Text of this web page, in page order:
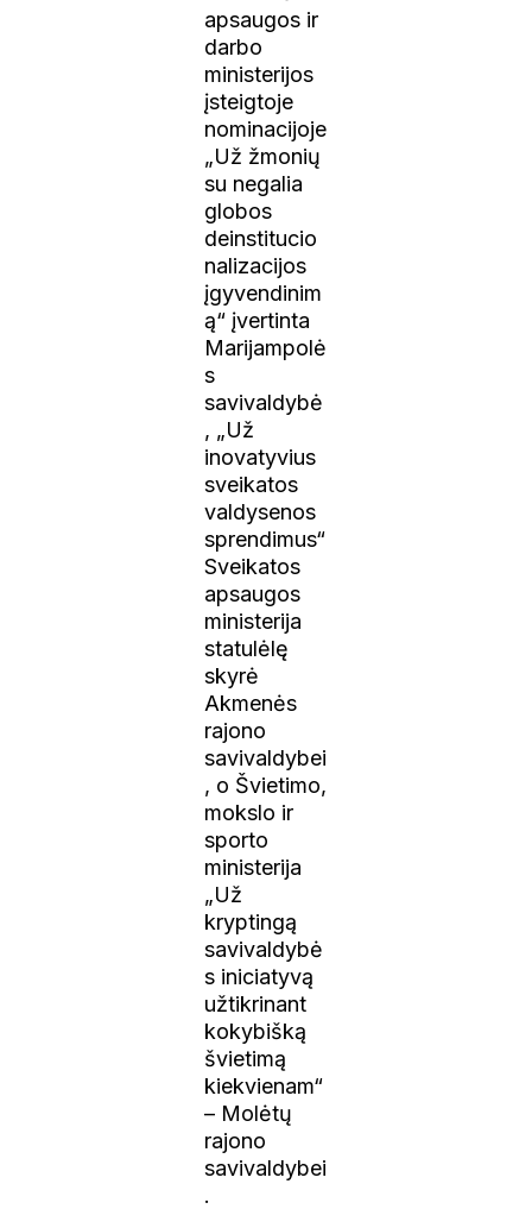
apsaugos ir
darbo
ministerijos
įsteigtoje
nominacijoje
„Už žmonių
su negalia
globos
deinstitucio
nalizacijos
įgyvendinim
ą“ įvertinta
Marijampolė
s
savivaldybė
, „Už
inovatyvius
sveikatos
valdysenos
sprendimus“
Sveikatos
apsaugos
ministerija
statulėlę
skyrė
Akmenės
rajono
savivaldybei
, o Švietimo,
mokslo ir
sporto
ministerija
„Už
kryptingą
savivaldybė
s iniciatyvą
užtikrinant
kokybišką
švietimą
kiekvienam“
– Molėtų
rajono
savivaldybei
.